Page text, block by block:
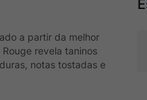
a partir da melhor
revela taninos
notas tostadas e